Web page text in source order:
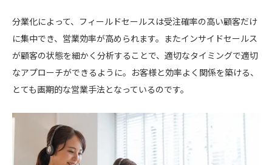
分業化によって、フィールドセールスは受注確率の高い顧客だけ
に集中でき、営業効率が高められます。またインサイドセールス
が顧客の状態を細かく分析することで、適切なタイミングで適切
なアプローチができるように。お客様と効率よく関係を築ける、
とても画期的な営業手法となっているのです。